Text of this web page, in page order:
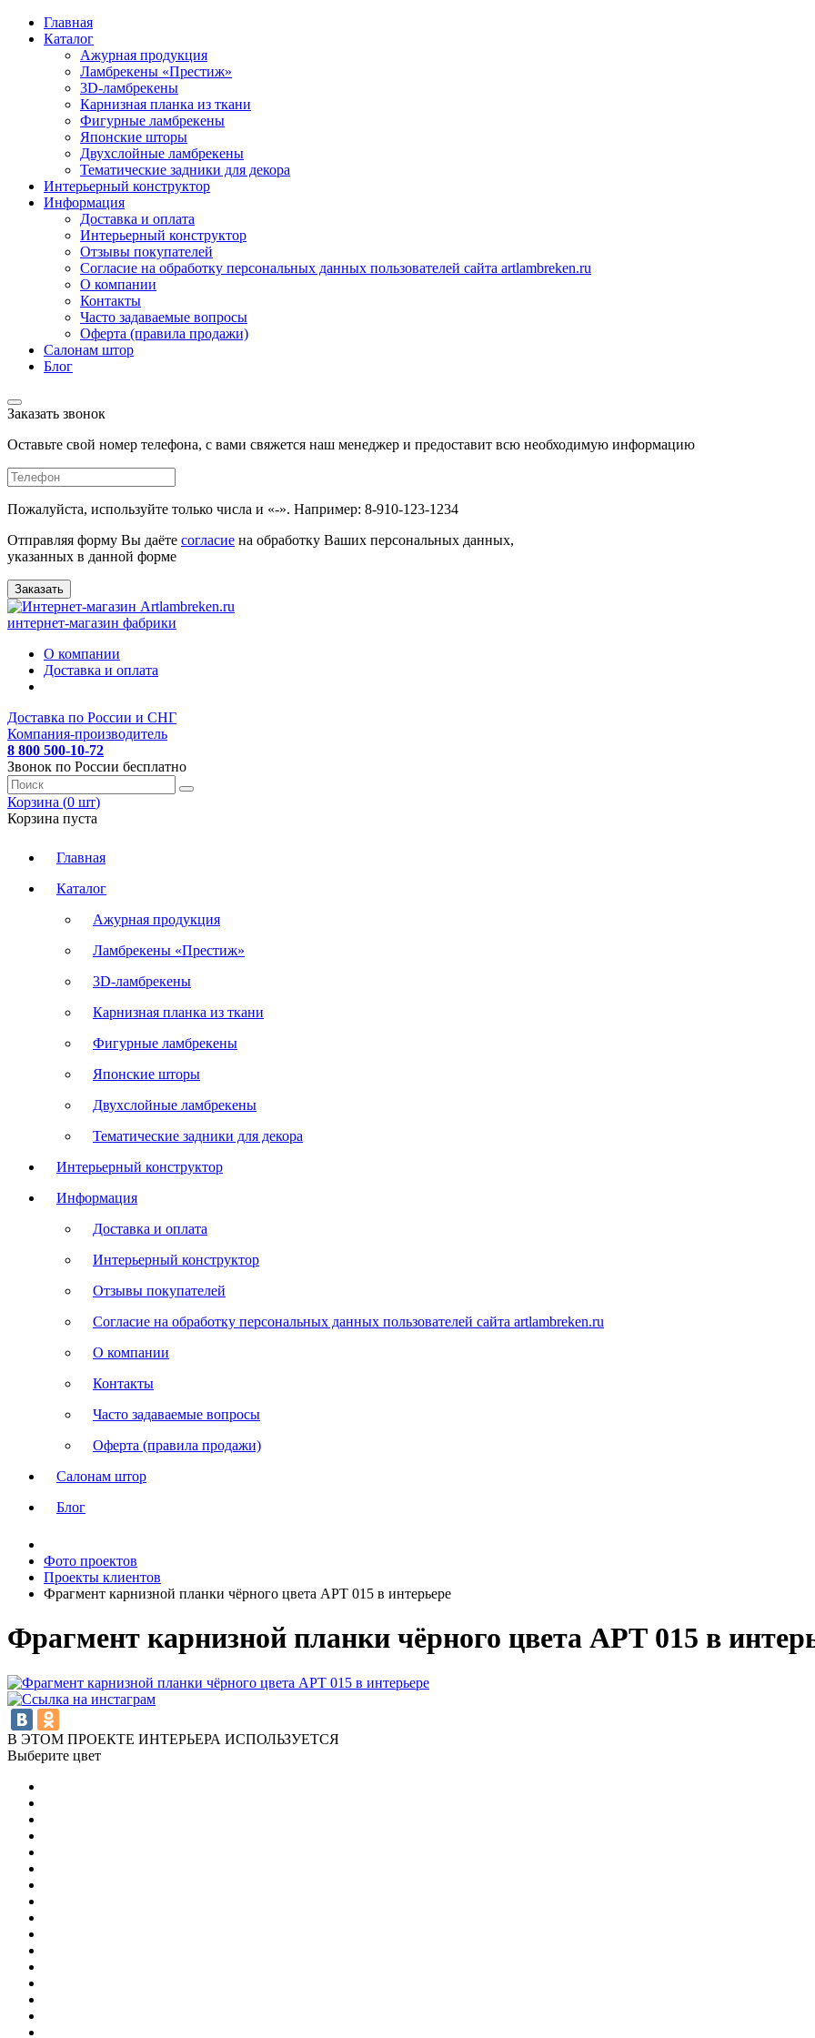
Главная
Каталог
Ажурная продукция
Ламбрекены «Престиж»
3D-ламбрекены
Карнизная планка из ткани
Фигурные ламбрекены
Японские шторы
Двухслойные ламбрекены
Тематические задники для декора
Интерьерный конструктор
Информация
Доставка и оплата
Интерьерный конструктор
Отзывы покупателей
Согласие на обработку персональных данных пользователей сайта artlambreken.ru
О компании
Контакты
Часто задаваемые вопросы
Оферта (правила продажи)
Салонам штор
Блог
Заказать звонок
Оставьте свой номер телефона, с вами свяжется наш менеджер и предоставит всю необходимую информацию
Пожалуйста, используйте только числа и «-». Например: 8-910-123-1234
Отправляя форму Вы даёте согласие на обработку Ваших персональных данных,
указанных в данной форме
Заказать
интернет-магазин фабрики
О компании
Доставка и оплата
Доставка по России и СНГ
Компания-производитель
8 800 500-10-72
Звонок по России бесплатно
Корзина (0 шт)
Корзина пуста
Главная
Каталог
Ажурная продукция
Ламбрекены «Престиж»
3D-ламбрекены
Карнизная планка из ткани
Фигурные ламбрекены
Японские шторы
Двухслойные ламбрекены
Тематические задники для декора
Интерьерный конструктор
Информация
Доставка и оплата
Интерьерный конструктор
Отзывы покупателей
Согласие на обработку персональных данных пользователей сайта artlambreken.ru
О компании
Контакты
Часто задаваемые вопросы
Оферта (правила продажи)
Салонам штор
Блог
Фото проектов
Проекты клиентов
Фрагмент карнизной планки чёрного цвета АРТ 015 в интерьере
Фрагмент карнизной планки чёрного цвета АРТ 015 в
В ЭТОМ ПРОЕКТЕ ИНТЕРЬЕРА ИСПОЛЬЗУЕТСЯ
Выберите цвет